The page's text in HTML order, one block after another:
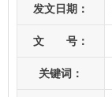
发文日期：
文 号：
关键词：